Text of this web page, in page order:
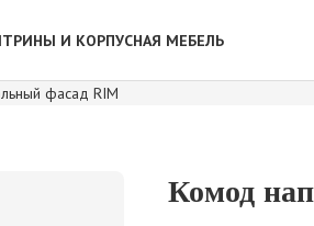
И КОРПУСНАЯ МЕБЕЛЬ
фасад RIM
Комод